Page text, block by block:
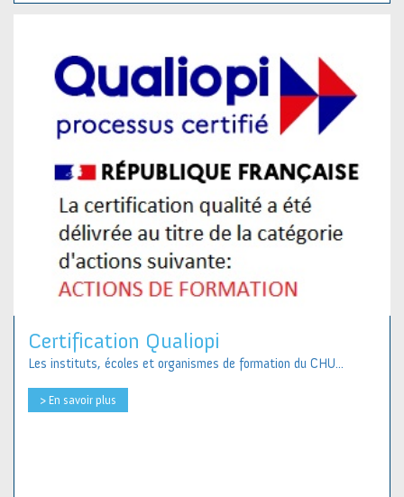
Certification Qualiopi
Les instituts, écoles et organismes de formation du CHU...
> En savoir plus